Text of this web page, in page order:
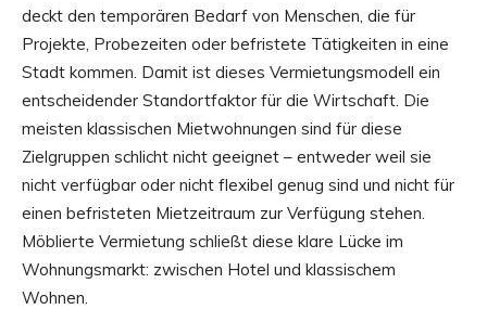
deckt den temporären Bedarf von Menschen, die für
Projekte, Probezeiten oder befristete Tätigkeiten in eine
Stadt kommen. Damit ist dieses Vermietungsmodell ein
entscheidender Standortfaktor für die Wirtschaft. Die
meisten klassischen Mietwohnungen sind für diese
Zielgruppen schlicht nicht geeignet – entweder weil sie
nicht verfügbar oder nicht flexibel genug sind und nicht für
einen befristeten Mietzeitraum zur Verfügung stehen.
Möblierte Vermietung schließt diese klare Lücke im
Wohnungsmarkt: zwischen Hotel und klassischem
Wohnen.